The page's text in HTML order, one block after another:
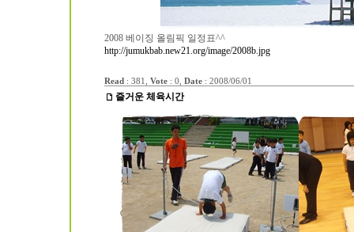
2008 베이징 올림픽 일정표^^
http://jumukbab.new21.org/image/2008b.jpg
Read : 381, Vote: 0, Date: 2008/06/01
즐거운 체육시간